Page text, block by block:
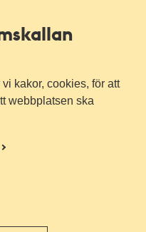
kakor, cookies, för att
webbplatsen ska